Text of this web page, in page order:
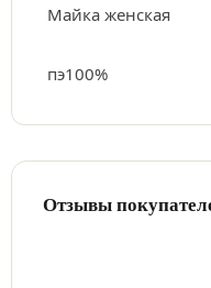
Майка женская
пэ100%
Отзывы